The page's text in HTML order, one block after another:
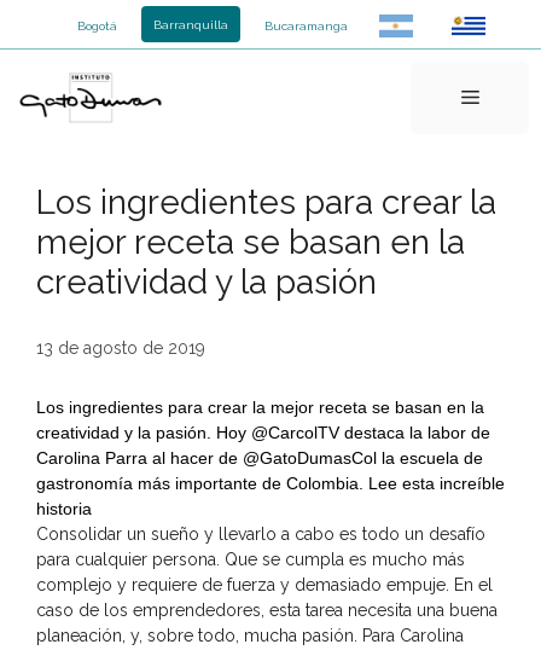
Bogotá Barranquilla Bucaramanga
Menú
Los ingredientes para crear la
mejor receta se basan en la
creatividad y la pasión
13 de agosto de 2019
Los ingredientes para crear la mejor receta se basan en la
creatividad y la pasión. Hoy @CarcolTV destaca la labor de
Carolina Parra al hacer de @GatoDumasCol la escuela de
gastronomía más importante de Colombia. Lee esta increíble
historia
Consolidar un sueño y llevarlo a cabo es todo un desafío
para cualquier persona. Que se cumpla es mucho más
complejo y requiere de fuerza y demasiado empuje. En el
caso de los emprendedores, esta tarea necesita una buena
planeación, y, sobre todo, mucha pasión. Para Carolina